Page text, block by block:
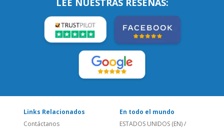
Contáctanos
¿Quienes somos?
ESTADOS UNIDOS (EN)
ESTADOS UNIDOS (ES)